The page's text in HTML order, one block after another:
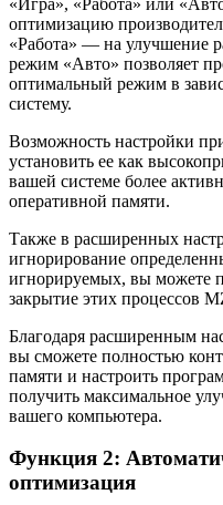
оптимизацию
«Работа» — на улучшение
режим «Авто» позволяет
оптимальный режим в
систему.
Возможность настройки
установить ее как
вашей системе более
оперативной памяти.
Также в расширенных
игнорирование
игнорируемых, вы можете
закрытие этих процессов
Благодаря расширенным
вы сможете полностью
памяти и настроить
получить максимальное
вашего компьютера.
Функция 2:
оптимизация